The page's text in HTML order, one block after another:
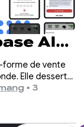
AI
avis
forme de vente
Elle dessert
en Asie du Sud-
• 3